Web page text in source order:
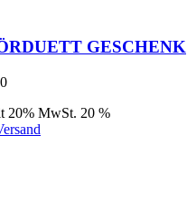
GESCHENK
20% MwSt. 20 %